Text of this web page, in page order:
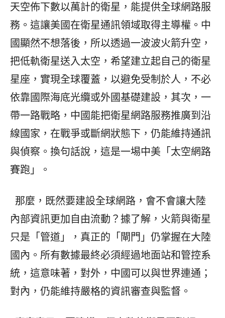
天空佈下數以萬計的衛星，能提供全球網路服
務。這讓美國在衛星通訊領域取得主導權。中
國顯然不想落後，所以透過一波波火箭升空，
把低軌衛星送入太空，希望建立起自己的衛星
星座，實現全球覆蓋，以避免受制於人，不必
依靠國際海底光纜或外國基礎建設，其次，一
帶一路戰略，中國能把衛星網路服務推廣到沿
線國家，在戰爭或斷網狀態下，仍能維持通訊
與偵察。換句話說，這是一埸中美「太空網路
賽跑」。
那麼，既然要建設全球網路，會不會讓大陸
內部資訊更加自由流動？據了解，火箭與衛星
只是「管道」，真正的「閘門」仍掌握在大陸
國內。所有數據最終必須經過地面站和管控系
統，這意味著，對外，中國可以與世界連通；
對內，仍能維持嚴格的資訊審查與監督。